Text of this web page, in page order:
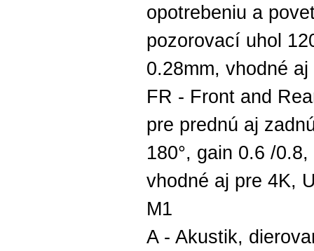
opotrebeniu a
pozorovací uhol
0.28mm, vhodné
FR - Front and
pre prednú aj
180°, gain 0.6 /
vhodné aj pre 4K,
M1
A - Akustik,